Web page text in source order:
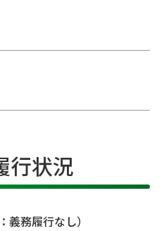
行状況
義務履行なし）